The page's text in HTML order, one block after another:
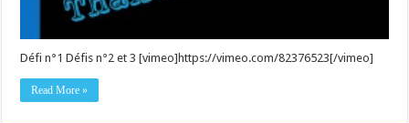
Défi n°1 Défis n°2 et 3 [vimeo]https://vimeo.com/82376523[/vimeo]
Read More »